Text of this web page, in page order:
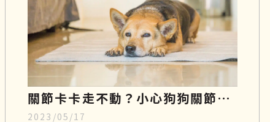
關節卡卡走不動？小心狗狗關節
2023/05/17